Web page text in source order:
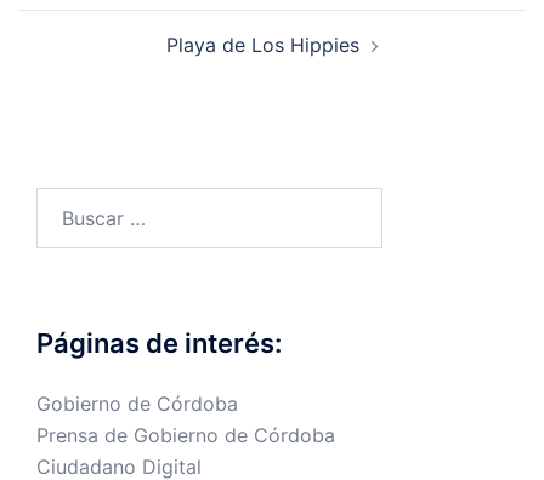
Playa de Los Hippies
Páginas de interés:
Gobierno de Córdoba
Prensa de Gobierno de Córdoba
Ciudadano Digital